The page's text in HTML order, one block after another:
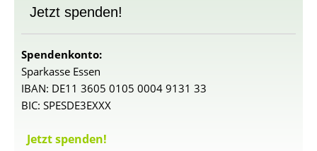
Jetzt spenden!
Spendenkonto:
Sparkasse Essen
IBAN: DE11 3605 0105 0004 9131 33
BIC: SPESDE3EXXX
Jetzt spenden!